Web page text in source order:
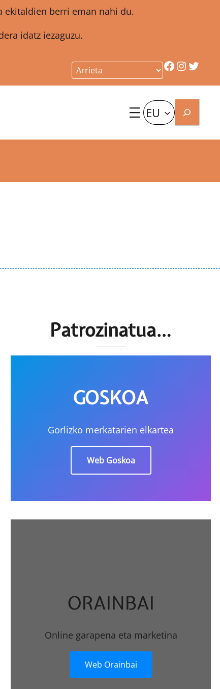
ekitaldien berri eman nahi du.
idatz iezaguzu.
Facebook
EU Bilatu
Patrozinatua…
GOSKOA
Gorlizko merkatarien elkartea
Web Goskoa
ORAINBAI
Online garapena eta marketina
Web Orainbai